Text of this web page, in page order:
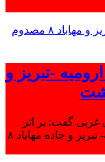
-تبریز و
غربی گفت: بر اثر
بروز دو سانحه تصادف در محور ارومیه- تبریز و جاده مهاباد ۸